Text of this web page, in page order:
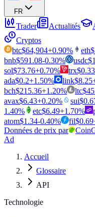
FR
Trader Actualités
Cryptos
btc$64,904+0.90% eth$
bnb$591.08-0.30% usdc$1
sol$73.76+0.70% trx$0.33
ada$0.2+1.50% link$8.25
bch$215.36+1.20% ltc$
avax$6.43+0.20% sui$
1.40% etc$6.49+1.70%
atom$1.34-0.40% fil$0.69
Données de prix par
Ad
Accueil
Glossaire
API
Technologie